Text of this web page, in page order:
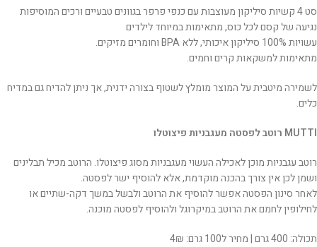
סט 4 קשיות סיליקון מעוצבות עם כנפי פרפר בגוונים טבעיים ורכים המוסיפות
נגיעה של קסם לכל כוס, מתאימות במיוחד לילדים
עשויות 100% סיליקון איכותי, ללא BPA וחומרים מזיקים.
מתאימות למשקאות קרים וחמים.
לשמירה מיטבית על המוצר מומלץ לשטוף בצורה ידנית, אך ניתן להדיח גם במדיח
כלים.
MUTTI רוטב לפסטה מעגבניות פיצוטלו
רוטב עגבניות מוכן לאכילה העשוי מעגבניות מסוג פיצוטלו. הרוטב מכיל תבלינים
ושמן לכן אין צורך בהכנה מוקדמת, אלא להוסיף ישר לפסטה.
לאחר סינון הפסטה אפשר להוסיף את הרוטב ולבשל במשך דקה-שתיים או
לחילופין לחמם את הרוטב במיקרוגל ולהוסיף לפסטה מוכנה.
תכולה: 400 גרם | מחיר ל100 גרם: 4₪